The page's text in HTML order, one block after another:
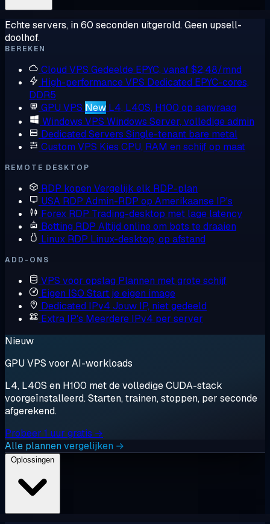
Echte servers, in 60 seconden uitgerold. Geen upsell-
doolhof.
BEREKEN
Cloud VPS Gedeelde EPYC, vanaf $2,48/mnd
High-performance VPS Dedicated EPYC-cores,
DDR5
GPU VPS New L4, L40S, H100 op aanvraag
Windows VPS Windows Server, volledige admin
Dedicated Servers Single-tenant bare metal
Custom VPS Kies CPU, RAM en schijf op maat
REMOTE DESKTOP
RDP kopen Vergelijk elk RDP-plan
USA RDP Admin-RDP op Amerikaanse IP's
Forex RDP Trading-desktop met lage latency
Botting RDP Altijd online om bots te draaien
Linux RDP Linux-desktop, op afstand
ADD-ONS
VPS voor opslag Plannen met grote schijf
Eigen ISO Start je eigen image
Dedicated IPv4 Jouw IP, niet gedeeld
Extra IP's Meerdere IPv4 per server
Nieuw
GPU VPS voor AI-workloads
L4, L40S en H100 met de volledige CUDA-stack
voorgeïnstalleerd. Starten, trainen, stoppen, per seconde
afgerekend.
Probeer 1 uur gratis →
Alle plannen vergelijken →